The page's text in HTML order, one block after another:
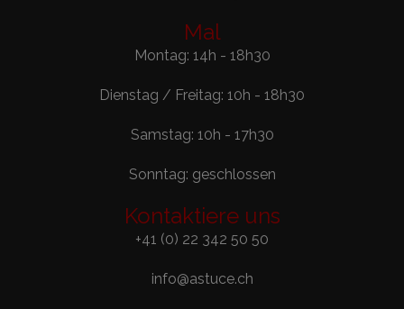
Mal
Montag: 14h - 18h30
Dienstag / Freitag: 10h - 18h30
Samstag: 10h - 17h30
Sonntag: geschlossen
Kontaktiere uns
+41 (0) 22 342 50 50
info@astuce.ch